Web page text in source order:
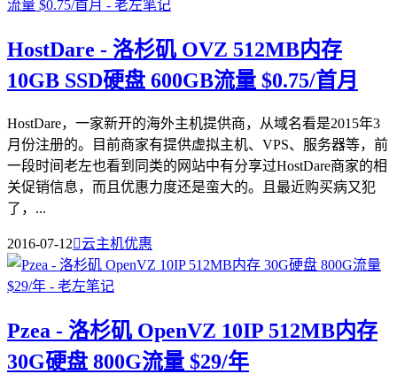
HostDare - 洛杉矶 OVZ 512MB内存
10GB SSD硬盘 600GB流量 $0.75/首月
HostDare，一家新开的海外主机提供商，从域名看是2015年3
月份注册的。目前商家有提供虚拟主机、VPS、服务器等，前
一段时间老左也看到同类的网站中有分享过HostDare商家的相
关促销信息，而且优惠力度还是蛮大的。且最近购买病又犯
了，...
2016-07-12云主机优惠
Pzea - 洛杉矶 OpenVZ 10IP 512MB内存
30G硬盘 800G流量 $29/年